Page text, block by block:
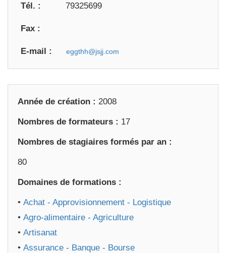
Tél. : 79325699
Fax :
E-mail :
Année de création : 2008
Nombres de formateurs : 17
Nombres de stagiaires formés par an :
80
Domaines de formations :
• Achat - Approvisionnement - Logistique
• Agro-alimentaire - Agriculture
• Artisanat
• Assurance - Banque - Bourse